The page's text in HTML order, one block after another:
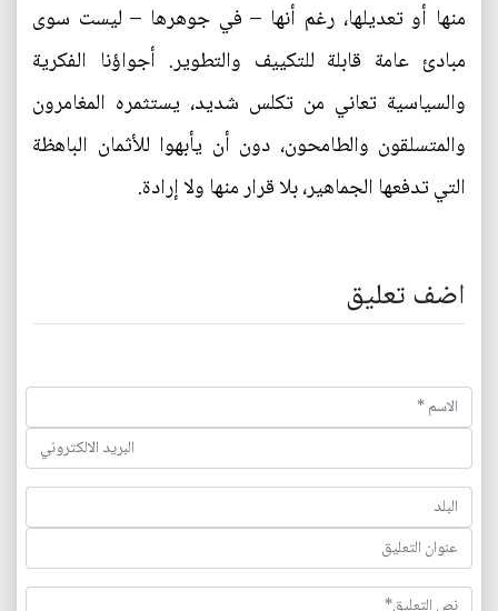
منها أو تعديلها، رغم أنها – في جوهرها – ليست سوى
مبادئ عامة قابلة للتكييف والتطوير. أجواؤنا الفكرية
والسياسية تعاني من تكلس شديد، يستثمره المغامرون
والمتسلقون والطامحون، دون أن يأبهوا للأثمان الباهظة
التي تدفعها الجماهير، بلا قرار منها ولا إرادة.
اضف تعليق